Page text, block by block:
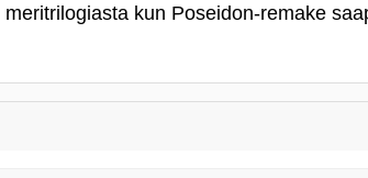
kun Poseidon-remake